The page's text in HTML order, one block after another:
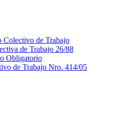
Colectivo de Trabajo
de Trabajo 26/88
Obligatorio
de Trabajo Nro. 414/05